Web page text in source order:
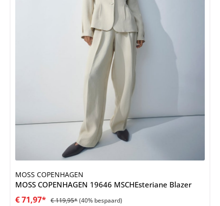
MOSS COPENHAGEN
MOSS COPENHAGEN 19646 MSCHEsteriane Blazer
€ 71,97* € 119,95*(40% bespaard)